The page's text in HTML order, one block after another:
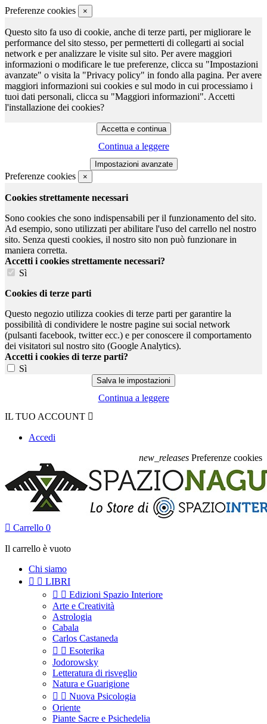
Preferenze cookies ×
Questo sito fa uso di cookie, anche di terze parti, per migliorare le
performance del sito stesso, per permetterti di collegarti ai social
network e per analizzare le visite sul sito. Per avere maggiori
informazioni o modificare le tue preferenze, clicca su "Impostazioni
avanzate" o visita la "Privacy policy" in fondo alla pagina. Per avere
maggiori informazioni sui cookies e sul modo in cui processiamo i
tuoi dati personali, clicca su "Maggiori informazioni". Accetti
l'installazione dei cookies?
Continua a leggere
Preferenze cookies ×
Cookies strettamente necessari
Sono cookies che sono indispensabili per il funzionamento del sito.
Ad esempio, sono utilizzati per abilitare l'uso del carrello nel nostro
sito. Senza questi cookies, il nostro sito non può funzionare in
maniera corretta.
Accetti i cookies strettamente necessari?
Sì
Cookies di terze parti
Questo negozio utilizza cookies di terze parti per garantire la
possibilità di condividere le nostre pagine sui social network
(pulsanti facebook, twitter ecc.) e per conoscere il comportamento
dei visitatori sul nostro sito (Google Analytics).
Accetti i cookies di terze parti?
Sì
Continua a leggere
IL TUO ACCOUNT 
Accedi
new_releases Preferenze cookies
 Carrello 0
Il carrello è vuoto
Chi siamo
  LIBRI
  Edizioni Spazio Interiore
Arte e Creatività
Astrologia
Cabala
Carlos Castaneda
  Esoterika
Jodorowsky
Letteratura di risveglio
Natura e Guarigione
  Nuova Psicologia
Oriente
Piante Sacre e Psichedelia